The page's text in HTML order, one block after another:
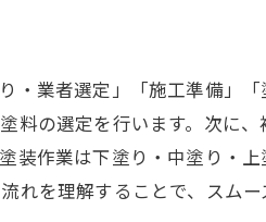
業者選定」「施工準備」「
料の選定を行います。次に
装作業は下塗り・中塗り・
れを理解することで、スムー